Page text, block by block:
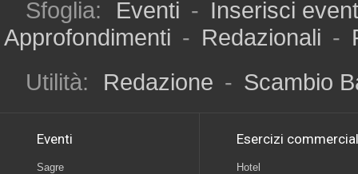
Sfoglia: Eventi - Inserisci
Approfondimenti - Redazionali -
Utilità:
Redazione - Scambio
Eventi
Sagre
Esercizi
Hotel